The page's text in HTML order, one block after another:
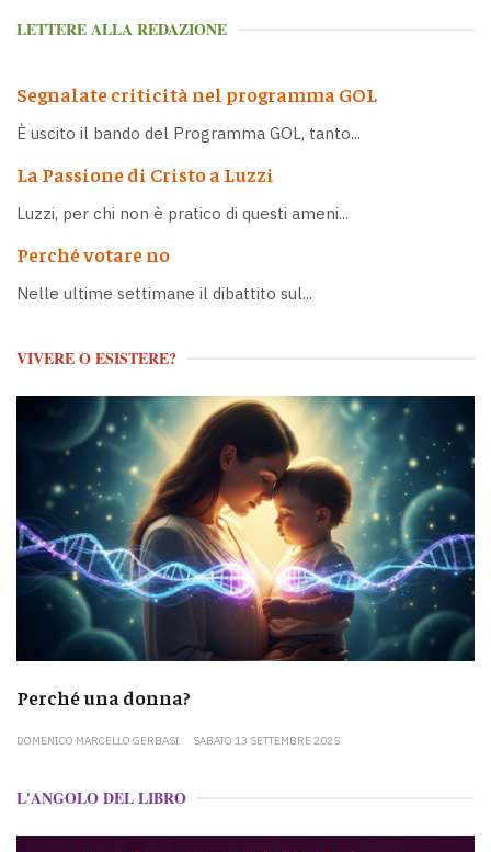
LETTERE ALLA REDAZIONE
Segnalate criticità nel programma GOL
È uscito il bando del Programma GOL, tanto...
La Passione di Cristo a Luzzi
Luzzi, per chi non è pratico di questi ameni...
Perché votare no
Nelle ultime settimane il dibattito sul...
VIVERE O ESISTERE?
Perché una donna?
DOMENICO MARCELLO GERBASI SABATO 13 SETTEMBRE 2025
L'ANGOLO DEL LIBRO